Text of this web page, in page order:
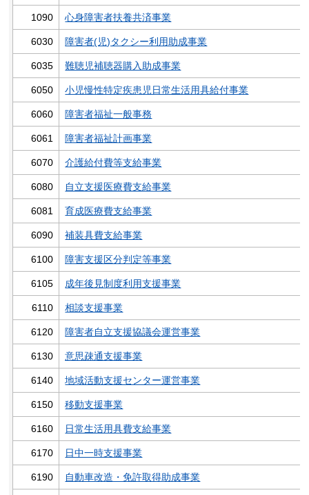
1090 心身障害者扶養共済事業
6030 障害者(児)タクシー利用助成事業
6035 難聴児補聴器購入助成事業
6050 小児慢性特定疾患児日常生活用具給付事業
6060 障害者福祉一般事務
6061 障害者福祉計画事業
6070 介護給付費等支給事業
6080 自立支援医療費支給事業
6081 育成医療費支給事業
6090 補装具費支給事業
6100 障害支援区分判定等事業
6105 成年後見制度利用支援事業
6110 相談支援事業
6120 障害者自立支援協議会運営事業
6130 意思疎通支援事業
6140 地域活動支援センター運営事業
6150 移動支援事業
6160 日常生活用具費支給事業
6170 日中一時支援事業
6190 自動車改造・免許取得助成事業